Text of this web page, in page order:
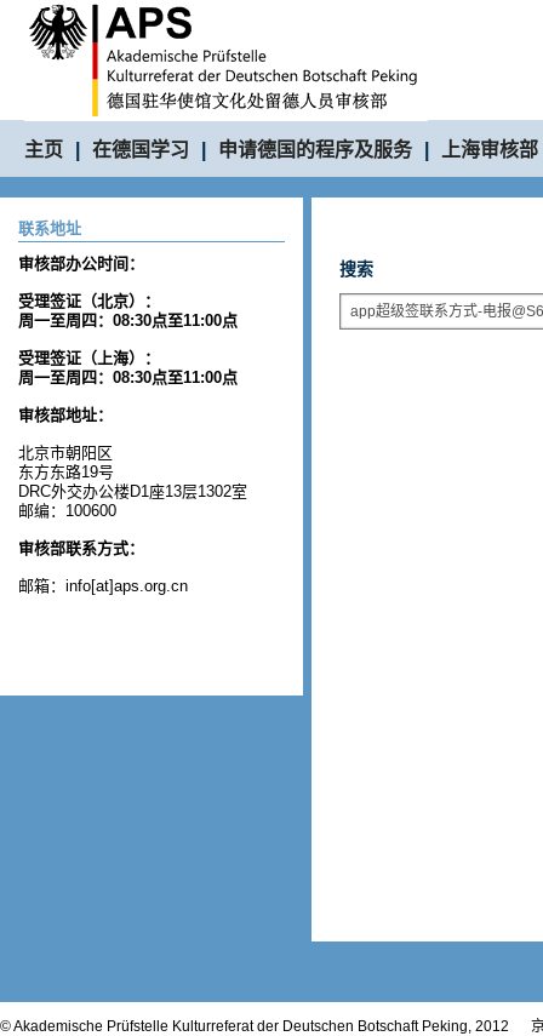
主页 在德国学习 申请德国的程序及服务 上海审核部
联系地址
审核部办公时间：
受理签证（北京）：
周一至周四：08:30点至11:00点
受理签证（上海）：
周一至周四：08:30点至11:00点
审核部地址：
北京市朝阳区
东方东路19号
DRC外交办公楼D1座13层1302室
邮编：100600
审核部联系方式：
邮箱：info[at]aps.org.cn
搜索
© Akademische Prüfstelle Kulturreferat der Deutschen Botschaft Peking, 2012